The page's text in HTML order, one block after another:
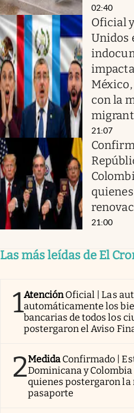
02:40
Oficial
Unidos
México,
con la
21:07
21:00
Las más leídas de El
1AtenciónOficial | Las
automáticamente los
bancarias de todos los
postergaron el Aviso
2Medida Confirmado |
Dominicana y
quienes postergaron la
pasaporte